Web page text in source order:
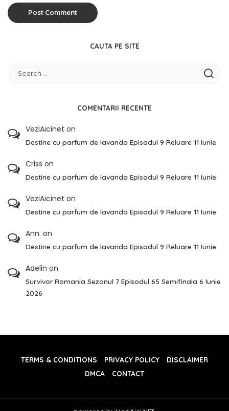
CAUTA PE SITE
COMENTARII RECENTE
VeziAicinet on
Destine cu parfum de lavanda Episodul 9 Reluare 11 Iunie
Criss on
Destine cu parfum de lavanda Episodul 9 Reluare 11 Iunie
VeziAicinet on
Destine cu parfum de lavanda Episodul 9 Reluare 11 Iunie
Ann. on
Destine cu parfum de lavanda Episodul 9 Reluare 11 Iunie
Adelin on
Survivor Romania Sezonul 7 Episodul 65 Semifinala 6 Iunie
2026
TERMS & CONDITIONS PRIVACY POLICY
DISCLAIMER
DMCA
CONTACT